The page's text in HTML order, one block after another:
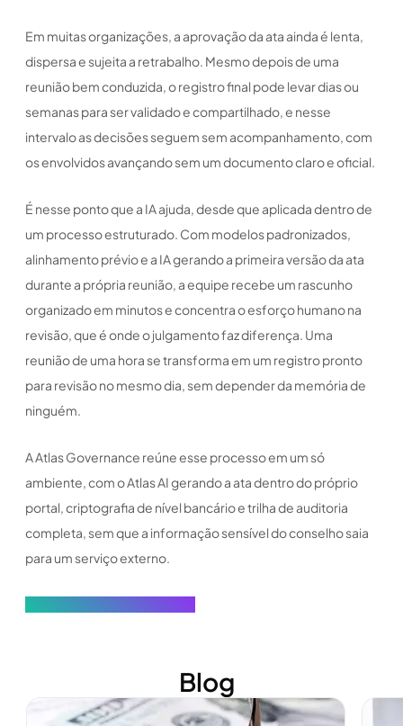
Em muitas organizações, a aprovação da ata ainda é lenta,
dispersa e sujeita a retrabalho. Mesmo depois de uma
reunião bem conduzida, o registro final pode levar dias ou
semanas para ser validado e compartilhado, e nesse
intervalo as decisões seguem sem acompanhamento, com
os envolvidos avançando sem um documento claro e oficial.
É nesse ponto que a IA ajuda, desde que aplicada dentro de
um processo estruturado. Com modelos padronizados,
alinhamento prévio e a IA gerando a primeira versão da ata
durante a própria reunião, a equipe recebe um rascunho
organizado em minutos e concentra o esforço humano na
revisão, que é onde o julgamento faz diferença. Uma
reunião de uma hora se transforma em um registro pronto
para revisão no mesmo dia, sem depender da memória de
ninguém.
A Atlas Governance reúne esse processo em um só
ambiente, com o Atlas AI gerando a ata dentro do próprio
portal, criptografia de nível bancário e trilha de auditoria
completa, sem que a informação sensível do conselho saia
para um serviço externo.
Blog